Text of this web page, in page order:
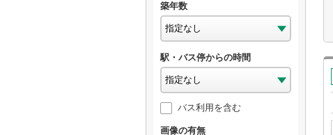
築年数
駅・バス停からの時間
バス利用を含む
画像の有無